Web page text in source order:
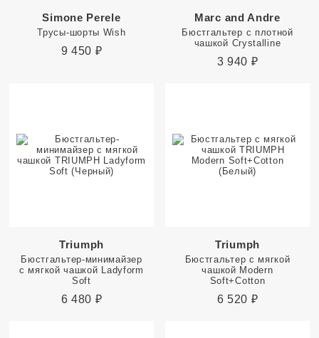
Simone Perele
Трусы-шорты Wish
9 450 ₽
Marc and Andre
Бюстгальтер с плотной
чашкой Crystalline
3 940 ₽
Triumph
Бюстгальтер-минимайзер
с мягкой чашкой Ladyform
Soft
6 480 ₽
Triumph
Бюстгальтер с мягкой
чашкой Modern
Soft+Cotton
6 520 ₽